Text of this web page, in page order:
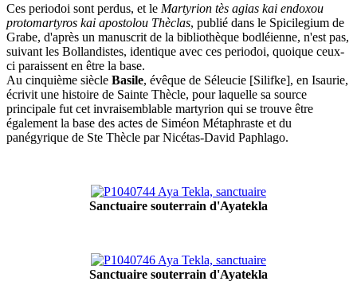
Ces periodoi sont perdus, et le Martyrion tès agias kai endoxou
protomartyros kai apostolou Thèclas, publié dans le Spicilegium de
Grabe, d'après un manuscrit de la bibliothèque bodléienne, n'est pas,
suivant les Bollandistes, identique avec ces periodoi, quoique ceux-
ci paraissent en être la base.
Au cinquième siècle Basile, évêque de Séleucie [Silifke], en Isaurie,
écrivit une histoire de Sainte Thècle, pour laquelle sa source
principale fut cet invraisemblable martyrion qui se trouve être
également la base des actes de Siméon Métaphraste et du
panégyrique de Ste Thècle par Nicétas-David Paphlago.
Sanctuaire souterrain d'Ayatekla
Sanctuaire souterrain d'Ayatekla